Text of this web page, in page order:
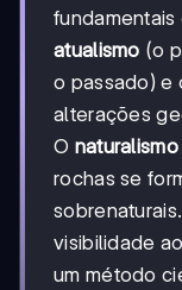
fundamentais
atualismo (o
o passado) e
alterações
O naturalismo
rochas se
visibilidade
um método